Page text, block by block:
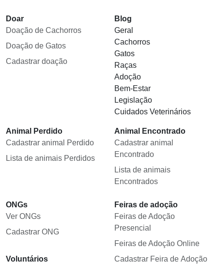
Doar
Doação de Cachorros
Doação de Gatos
Cadastrar doação
Blog
Geral
Cachorros
Gatos
Raças
Adoção
Bem-Estar
Legislação
Cuidados Veterinários
Animal Perdido
Cadastrar animal Perdido
Lista de animais Perdidos
Animal Encontrado
Cadastrar animal
Encontrado
Lista de animais
Encontrados
ONGs
Ver ONGs
Cadastrar ONG
Voluntários
Feiras de adoção
Feiras de Adoção
Presencial
Feiras de Adoção Online
Cadastrar Feira de Adoção